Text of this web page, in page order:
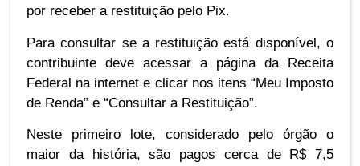
por receber a restituição pelo Pix.
Para consultar se a restituição está disponível, o
contribuinte deve acessar a página da Receita
Federal na internet e clicar nos itens “Meu Imposto
de Renda” e “Consultar a Restituição”.
Neste primeiro lote, considerado pelo órgão o
maior da história, são pagos cerca de R$ 7,5